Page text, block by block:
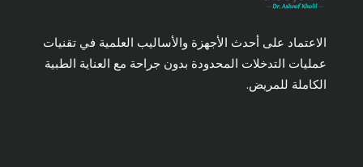
الاعتماد على أحدث الأجهزة والأساليب العلمية في تقنيات
عمليات التدخلات المحدودة بدون جراحة مع العناية الطبية
الكاملة للمريض.